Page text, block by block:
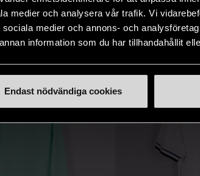
medier och analysera vår trafik. Vi
sociala medier och annons- och
information som du har tillhandahållit
Endast nödvändiga cookies
Hitta